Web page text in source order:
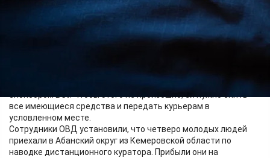
В конце апреля дежурную часть отдела МВД России по
Абанскому району обратилась 48-летняя жительница села
Покатеево. Она рассказала, что в течение длительного
представители недружественных стран, и она может стать
все имеющиеся средства и передать курьерам в
условленном месте.
Сотрудники ОВД установили, что четверо молодых людей
приехали в Абанский округ из Кемеровской области по
наводке дистанционного куратора. Прибыли они на